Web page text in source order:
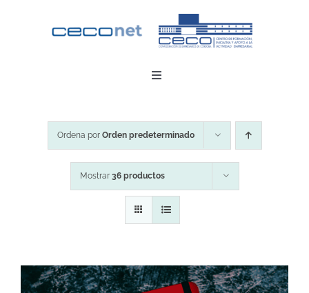
Toggle
Ordena por Orden predeterminado
Mostrar 36 productos